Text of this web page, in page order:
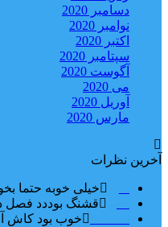
دسامبر 2020
نوامبر 2020
اکتبر 2020
سپتامبر 2020
آگوست 2020
می 2020
آوریل 2020
مارس 2020
آخرین نظرات
خیلی خوبه حتما
قشنگ بوددد فصل
خوب بود کاش